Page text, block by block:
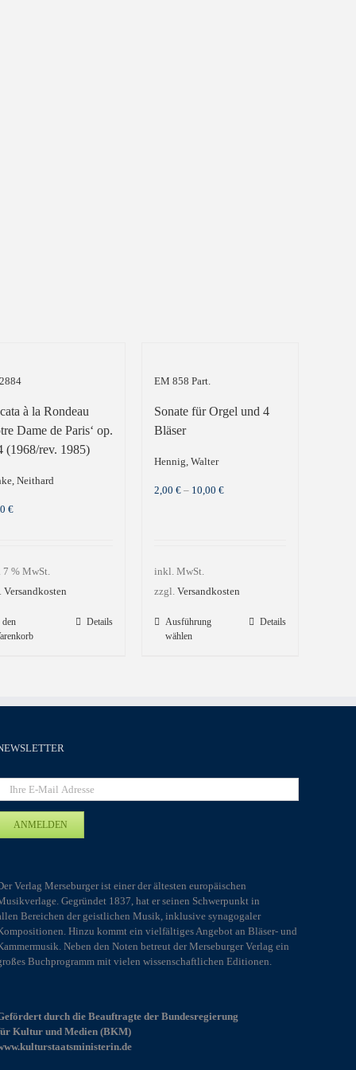
à la Rondeau
Dame de Paris‘ op.
(1968/rev. 1985)
Neithard
€
% MwSt.
Versandkosten
Details
EM 858 Part.
Sonate für Orgel und 4
Bläser
Hennig, Walter
2,00 € – 10,00 €
inkl. MwSt.
zzgl. Versandkosten
Ausführung
wählen
gewählt
Details
Verlag Merseburger ist einer der ältesten europäischen
Gegründet 1837, hat er seinen Schwerpunkt in
Bereichen der geistlichen Musik, inklusive synagogaler
Hinzu kommt ein vielfältiges Angebot an Bläser- und
Neben den Noten betreut der Merseburger Verlag ein
Buchprogramm mit vielen wissenschaftlichen Editionen.
durch die Beauftragte der Bundesregierung
Kultur und Medien (BKM)